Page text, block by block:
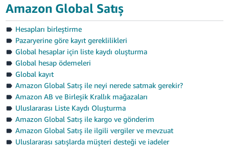
Amazon Global Satış
Hesapları birleştirme
Pazaryerine göre kayıt gereklilikleri
Global hesaplar için liste kaydı oluşturma
Global hesap ödemeleri
Global kayıt
Amazon Global Satış ile neyi nerede satmak gerekir?
Amazon AB ve Birleşik Krallık mağazaları
Uluslararası Liste Kaydı Oluşturma
Amazon Global Satış ile kargo ve gönderim
Amazon Global Satış ile ilgili vergiler ve mevzuat
Uluslararası satışlarda müşteri desteği ve iadeler